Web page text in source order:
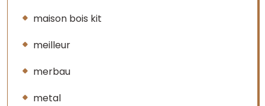
maison bois kit
meilleur
merbau
metal